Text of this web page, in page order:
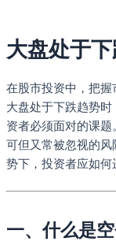
大盘处于
在股市投资中，把
大盘处于下跌趋势
资者必须面对的课题
可但又常被忽视的
势下，投资者应如何
一、什么是